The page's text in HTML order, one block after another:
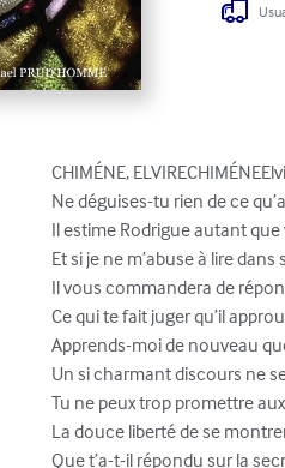
CHIMÉNE,
Ne déguises-tu rien de ce
Il estime Rodrigue autant que
Et si je ne m’abuse à lire dans
Il vous commandera de
Ce qui te fait juger qu’il
Apprends-moi de nouveau
Un si charmant discours ne
Tu ne peux trop promettre
La douce liberté de se
Que t’a-t-il répondu sur la